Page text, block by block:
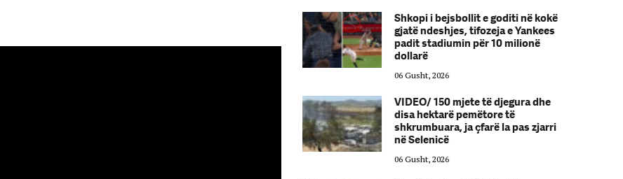
padit stadiumin për 10 milionë
Shkopi i bejsbollit e goditi në kokë
gjatë ndeshjes, tifozeja e Yankees
padit stadiumin për 10 milionë
dollarë
06 Gusht, 2026
VIDEO/ 150 mjete të djegura dhe
disa hektarë pemëtore të
shkrumbuara, ja çfarë la pas zjarri
në Selenicë
06 Gusht, 2026